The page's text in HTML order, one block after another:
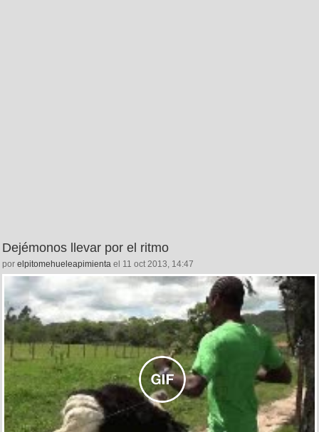
Dejémonos llevar por el ritmo
por elpitomehueleapimienta el 11 oct 2013, 14:47